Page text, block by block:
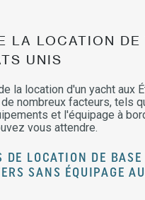
LA LOCATION DE
UNIS
la location d'un yacht aux
nombreux facteurs, tels
et l'équipage à
vous attendre.
DE LOCATION DE BASE
SANS ÉQUIPAGE